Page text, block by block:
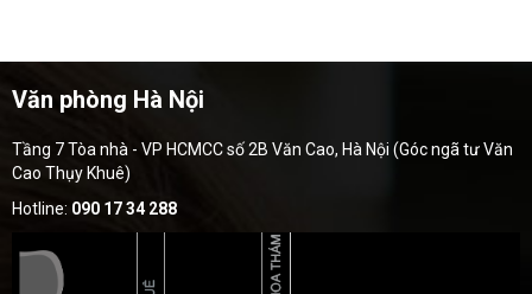
Văn phòng Hà Nội
Tầng 7 Tòa nhà - VP HCMCC số 2B Văn Cao, Hà Nội (Góc ngã tư Văn
Cao Thụy Khuê)
Hotline: 090 17 34 288